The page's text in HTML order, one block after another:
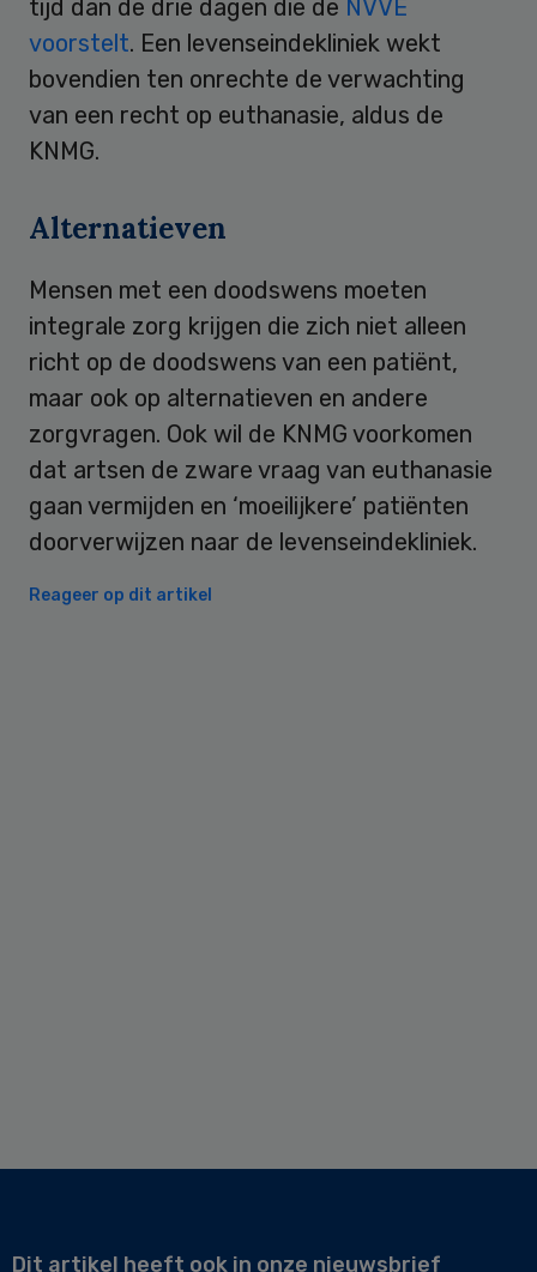
tijd dan de drie dagen die de NVVE
voorstelt. Een levenseindekliniek wekt
bovendien ten onrechte de verwachting
van een recht op euthanasie, aldus de
KNMG.
Alternatieven
Mensen met een doodswens moeten
integrale zorg krijgen die zich niet alleen
richt op de doodswens van een patiënt,
maar ook op alternatieven en andere
zorgvragen. Ook wil de KNMG voorkomen
dat artsen de zware vraag van euthanasie
gaan vermijden en ‘moeilijkere’ patiënten
doorverwijzen naar de levenseindekliniek.
Reageer op dit artikel
Dit artikel heeft ook in onze nieuwsbrief